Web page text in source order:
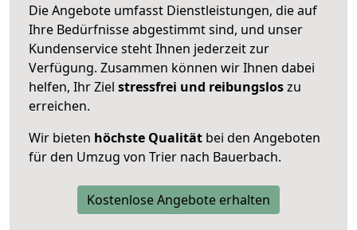
Die Angebote umfasst Dienstleistungen, die auf
Ihre Bedürfnisse abgestimmt sind, und unser
Kundenservice steht Ihnen jederzeit zur
Verfügung. Zusammen können wir Ihnen dabei
helfen, Ihr Ziel stressfrei und reibungsloszu
erreichen.
Wir bieten höchste Qualität bei den Angeboten
für den Umzug von Trier nach Bauerbach.
Kostenlose Angebote erhalten